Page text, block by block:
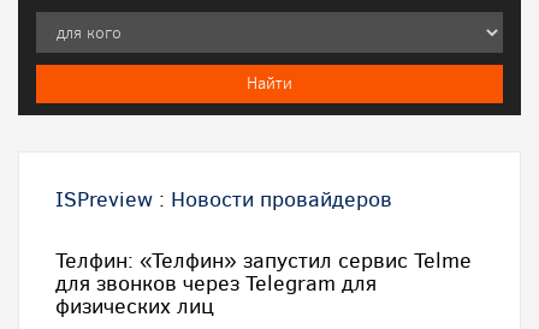
ISPreview : Новости провайдеров
Телфин: «Телфин» запустил сервис Telme
для звонков через Telegram для
физических лиц